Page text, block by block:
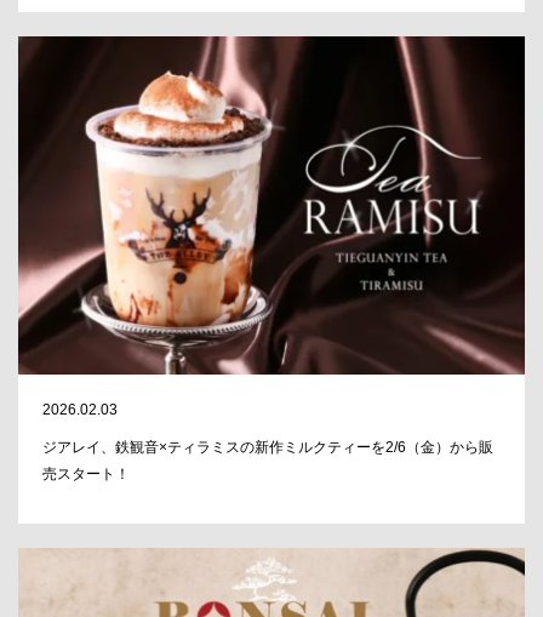
2026.02.03
ジアレイ、鉄観音×ティラミスの新作ミルクティーを2/6（金）から販
売スタート！